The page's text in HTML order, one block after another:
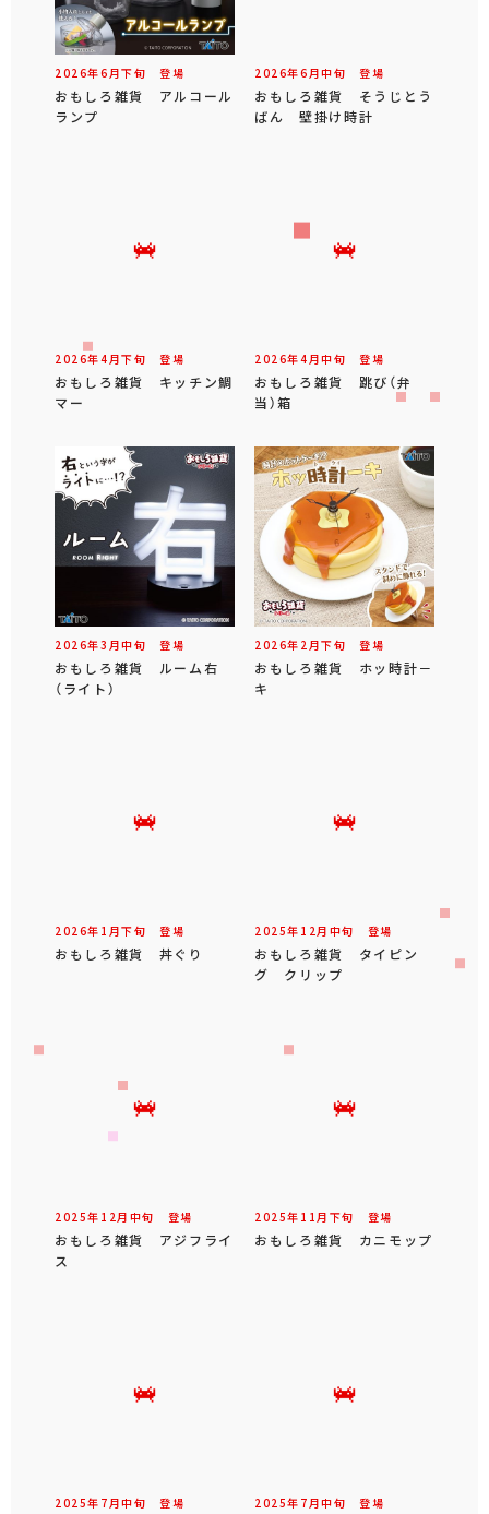
2026年6 月下旬 登場
おもしろ雑貨 アルコール
ランプ
2026年6 月中旬 登場
おもしろ雑貨 そうじとう
ばん 壁掛け時計
2026年4 月下旬 登場
おもしろ雑貨 キッチン鯛
マー
2026年4 月中旬 登場
おもしろ雑貨 跳び（弁
当）箱
2026年3 月中旬 登場
おもしろ雑貨 ルーム右
（ライト）
2026年 2 月下旬 登場
おもしろ雑貨 ホッ時計－
キ
2026年 1 月下旬 登場
おもしろ雑貨 丼ぐり
2025年 12 月 中旬 登場
おもしろ雑貨 タイピン
グ クリップ
2025年 12 月 中旬 登場
おもしろ雑貨 アジフライ
ス
2025年 11 月 下旬 登場
おもしろ雑貨 カニモップ
2025年 7 月中旬 登場 2025年 7 月中旬 登場